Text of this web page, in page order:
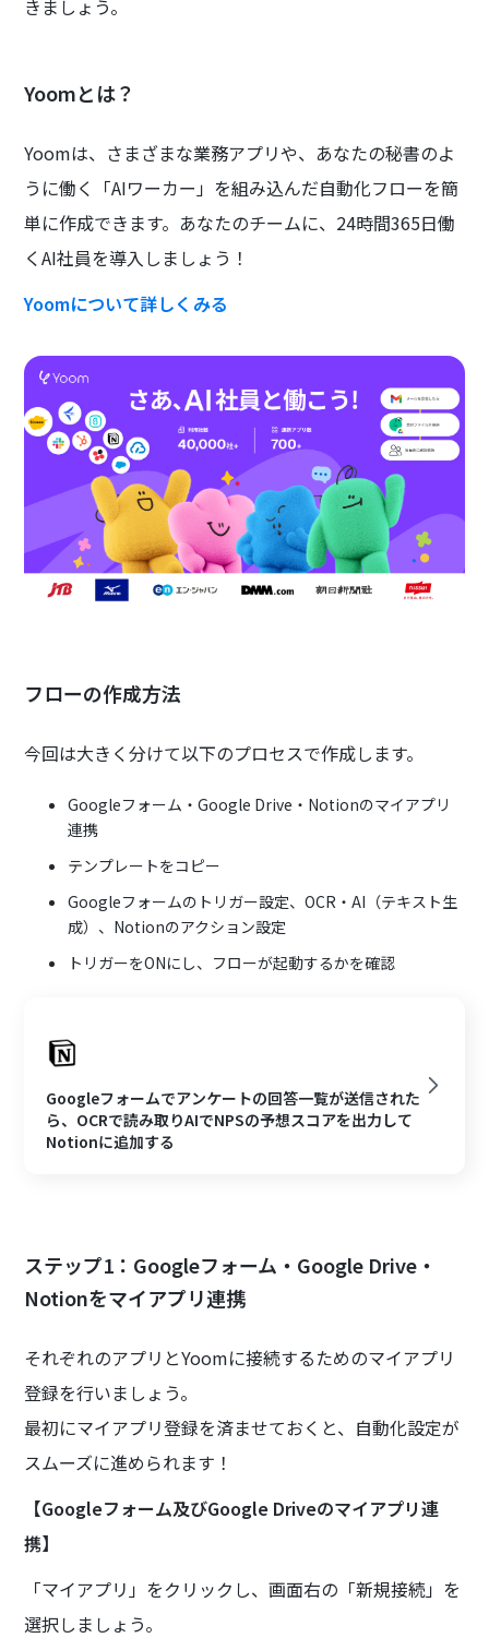
きましょう。
Yoomとは？
Yoomは、さまざまな業務アプリや、あなたの秘書のよ
うに働く「AIワーカー」を組み込んだ自動化フローを簡
単に作成できます。あなたのチームに、24時間365日働
くAI社員を導入しましょう！
Yoomについて詳しくみる
フローの作成方法
今回は大きく分けて以下のプロセスで作成します。
Googleフォーム・Google Drive・Notionのマイアプリ
連携
テンプレートをコピー
Googleフォームのトリガー設定、OCR・AI（テキスト生
成）、Notionのアクション設定
トリガーをONにし、フローが起動するかを確認
Googleフォームでアンケートの回答一覧が送信された
ら、OCRで読み取りAIでNPSの予想スコアを出力して
Notionに追加する
ステップ1：Googleフォーム・Google Drive・
Notionをマイアプリ連携
それぞれのアプリとYoomに接続するためのマイアプリ
登録を行いましょう。
最初にマイアプリ登録を済ませておくと、自動化設定が
スムーズに進められます！
【Googleフォーム及びGoogle Driveのマイアプリ連
携】
「マイアプリ」をクリックし、画面右の「新規接続」を
選択しましょう。